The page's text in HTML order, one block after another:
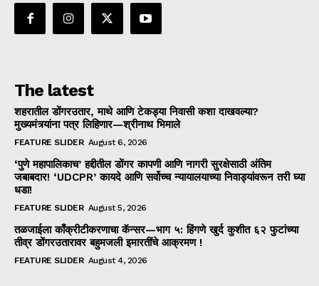
The latest
शहरातील डोंगरउतार, माथे आणि टेकड्या निवासी कशा दाखवल्या?
मुख्यमंत्र्यांना पत्र लिहिणार—श्रीनाथ भिमाले
FEATURE SLIDER August 6, 2026
‘पुणे महापालिकाच’ हद्दीतील डोंगर कापणी आणि नागरी सुरक्षेसाठी अंतिम
जबाबदार! ‘UDCPR’ कायदे आणि सर्वोच्च न्यायालयाच्या निवाड्यांवरून तरी घ्या
धडा!
FEATURE SLIDER August 5, 2026
तळजाईला काँक्रीटीकरणाचा कॅन्सर—भाग ५: हिंगणे खुर्द कुशीत ६२ फुटांच्या
तीव्र डोंगरउतारावर बहुमजली इमारतींचे आक्रमण !
FEATURE SLIDER August 4, 2026